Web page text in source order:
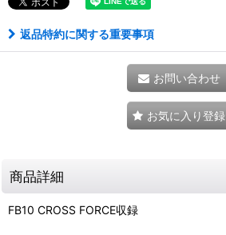
返品特約に関する重要事項
お問い合わせ
お気に入り登録
商品詳細
FB10 CROSS FORCE収録